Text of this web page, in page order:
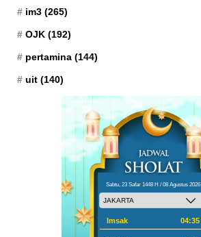
im3 (265)
OJK (192)
pertamina (144)
uit (140)
Sabtu, 23 Safar 1448 H / 08 Agustus 2026
Imsak 04:35